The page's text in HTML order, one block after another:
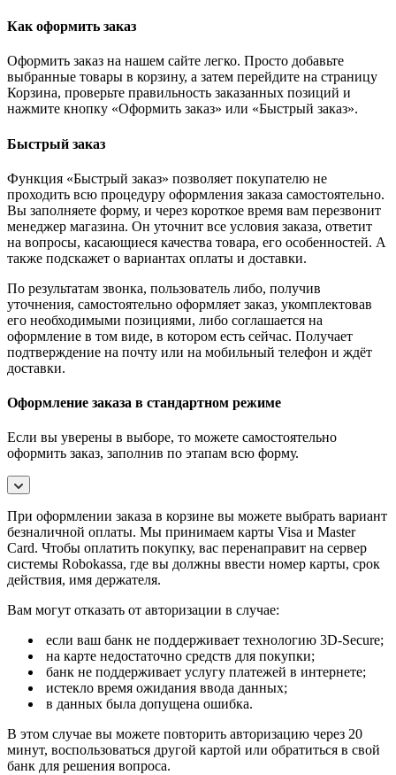
Как оформить заказ
Оформить заказ на нашем сайте легко. Просто добавьте
выбранные товары в корзину, а затем перейдите на страницу
Корзина, проверьте правильность заказанных позиций и
нажмите кнопку «Оформить заказ» или «Быстрый заказ».
Быстрый заказ
Функция «Быстрый заказ» позволяет покупателю не
проходить всю процедуру оформления заказа самостоятельно.
Вы заполняете форму, и через короткое время вам перезвонит
менеджер магазина. Он уточнит все условия заказа, ответит
на вопросы, касающиеся качества товара, его особенностей. А
также подскажет о вариантах оплаты и доставки.
По результатам звонка, пользователь либо, получив
уточнения, самостоятельно оформляет заказ, укомплектовав
его необходимыми позициями, либо соглашается на
оформление в том виде, в котором есть сейчас. Получает
подтверждение на почту или на мобильный телефон и ждёт
доставки.
Оформление заказа в стандартном режиме
Если вы уверены в выборе, то можете самостоятельно
оформить заказ, заполнив по этапам всю форму.
При оформлении заказа в корзине вы можете выбрать вариант
безналичной оплаты. Мы принимаем карты Visa и Master
Card. Чтобы оплатить покупку, вас перенаправит на сервер
системы Robokassa, где вы должны ввести номер карты, срок
действия, имя держателя.
Вам могут отказать от авторизации в случае:
если ваш банк не поддерживает технологию 3D-Secure;
на карте недостаточно средств для покупки;
банк не поддерживает услугу платежей в интернете;
истекло время ожидания ввода данных;
в данных была допущена ошибка.
В этом случае вы можете повторить авторизацию через 20
минут, воспользоваться другой картой или обратиться в свой
банк для решения вопроса.